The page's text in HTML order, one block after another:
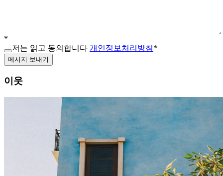
*
저는 읽고 동의합니다 개인정보처리방침*
메시지 보내기
이웃